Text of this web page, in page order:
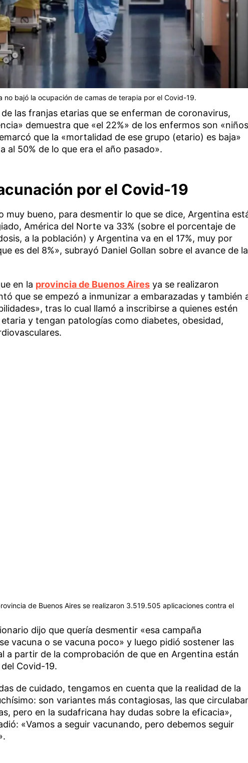
no bajó la ocupación de camas de terapia por el Covid-19.
las franjas etarias que se enferman de coronavirus,
demuestra que «el 22%» de los enfermos son «niños
que la «mortalidad de ese grupo (etario) es baja»
al 50% de lo que era el año pasado».
por el Covid-19
muy bueno, para desmentir lo que se dice, Argentina
América del Norte va 33% (sobre el porcentaje de
a la población) y Argentina va en el 17%, muy por
es del 8%», subrayó Daniel Gollan sobre el avance de la
en la provincia de Buenos Airesya se realizaron
que se empezó a inmunizar a embarazadas y también
tras lo cual llamó a inscribirse a quienes estén
y tengan patologías como diabetes, obesidad,
de Buenos Aires se realizaron 3.519.505 aplicaciones contra el
dijo que quería desmentir «esa campaña
vacuna o se vacuna poco» y luego pidió sostener las
a partir de la comprobación de que en Argentina están
Covid-19.
de cuidado, tengamos en cuenta que la realidad de la
son variantes más contagiosas, las que
pero en la sudafricana hay dudas sobre la eficacia»,
«Vamos a seguir vacunando, pero debemos seguir